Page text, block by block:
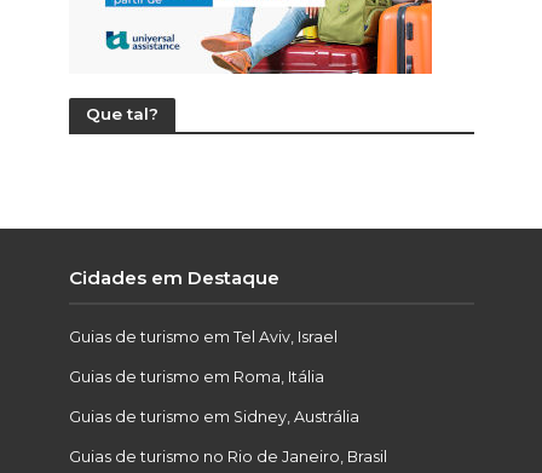
Que tal?
Cidades em Destaque
Guias de turismo em Tel Aviv, Israel
Guias de turismo em Roma, Itália
Guias de turismo em Sidney, Austrália
Guias de turismo no Rio de Janeiro, Brasil